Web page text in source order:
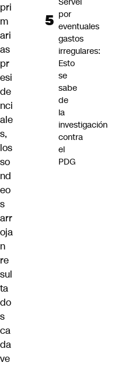
pri
m
ari
as
pr
esi
de
nci
ale
s,
los
so
nd
eo
s
arr
oja
n
re
sul
ta
do
s
ca
da
ve
por
eventuales
gastos
irregulares:
Esto
se
sabe
de
la
investigación
contra
el
PDG